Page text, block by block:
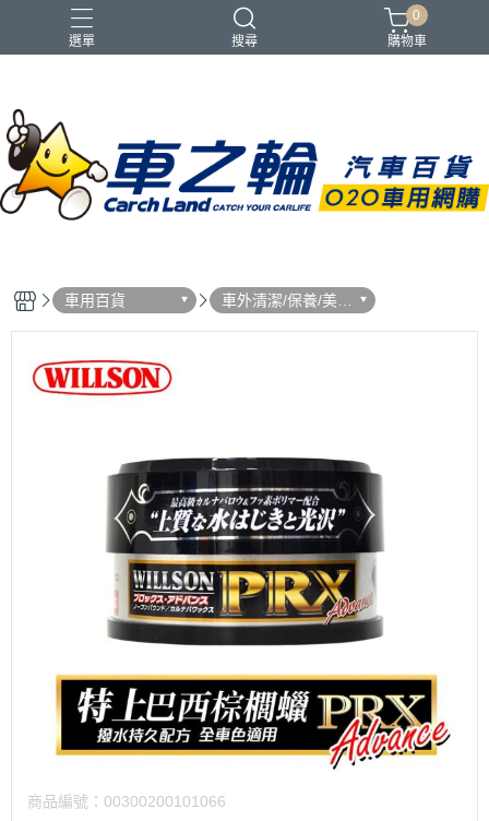
選單 搜尋
0
購物車
車用百貨
車外清潔/保養/美
容/ 用品
商品編號： 00300200101066